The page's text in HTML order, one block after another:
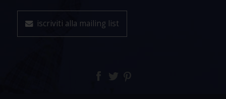
iscriviti alla mailing list